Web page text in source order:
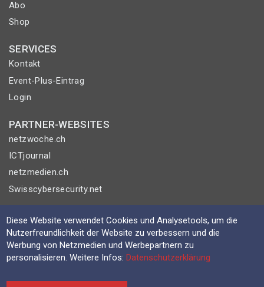
Abo
Shop
SERVICES
Kontakt
Event-Plus-Eintrag
Login
PARTNER-WEBSITES
netzwoche.ch
ICTjournal
netzmedien.ch
Swisscybersecurity.net
© NETZMEDIEN AG 2026
Impressum
AGB
Nutzungsbestimmungen
Datenschutzerklärung
Diese Website verwendet Cookies und Analysetools, um die
Nutzerfreundlichkeit der Website zu verbessern und die
Werbung von Netzmedien und Werbepartnern zu
personalisieren. Weitere Infos:Datenschutzerklärung